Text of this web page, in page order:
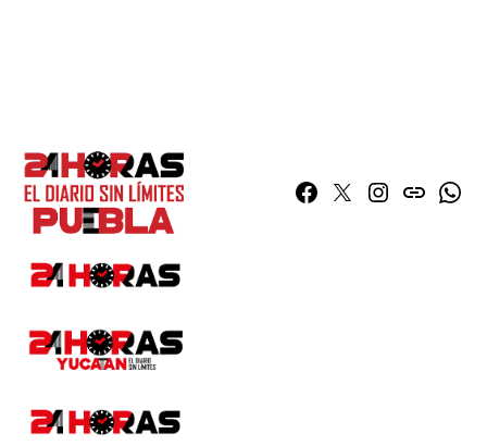
Facebook
TwitterInstagram
issuu